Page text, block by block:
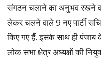
संगठन चलाने का अनुभव रखने
लेकर चलने वाले 9 नए पार्टी
किए गए हैँ. इसके साथ ही पंजाब
लोक सभा क्षेत्र अध्यक्षों की